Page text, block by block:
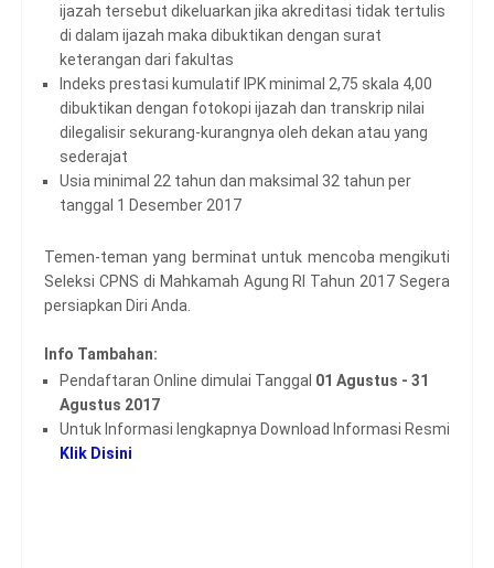
ijazah tersebut dikeluarkan jika akreditasi tidak tertulis
di dalam ijazah maka dibuktikan dengan surat
keterangan dari fakultas
Indeks prestasi kumulatif IPK minimal 2,75 skala 4,00
dibuktikan dengan fotokopi ijazah dan transkrip nilai
dilegalisir sekurang-kurangnya oleh dekan atau yang
sederajat
Usia minimal 22 tahun dan maksimal 32 tahun per
tanggal 1 Desember 2017
Temen-teman yang berminat untuk mencoba mengikuti
Seleksi CPNS di Mahkamah Agung RI Tahun 2017 Segera
persiapkan Diri Anda.
Info Tambahan:
Pendaftaran Online dimulai Tanggal 01 Agustus - 31
Agustus 2017
Untuk Informasi lengkapnya Download Informasi Resmi
Klik Disini